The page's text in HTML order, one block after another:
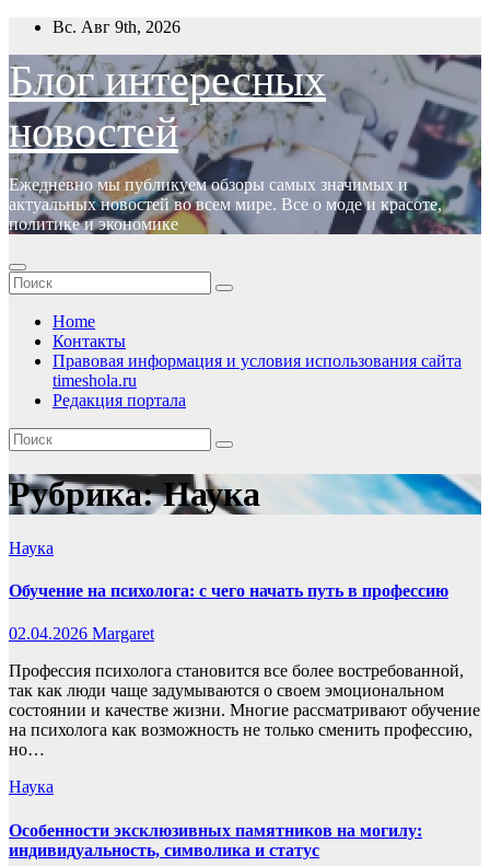
Перейти
содержимому
Вс. Авг 9th, 2026
Блог интересных
новостей
Ежедневно мы публикуем обзоры самых значимых и
актуальных новостей во всем мире. Все о моде и красоте,
политике и экономике
Home
Контакты
Правовая информация и условия использования сайта
timeshola.ru
Редакция портала
Рубрика:Наука
Наука
Обучение на психолога: с чего начать путь в профессию
02.04.2026 Margaret
Профессия психолога становится все более востребованной,
так как люди чаще задумываются о своем эмоциональном
состоянии и качестве жизни. Многие рассматривают обучение
на психолога как возможность не только сменить профессию,
но…
Наука
Особенности эксклюзивных памятников на могилу:
индивидуальность, символика и статус